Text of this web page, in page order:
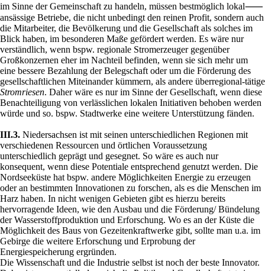
im Sinne der Gemeinschaft zu handeln, müssen bestmöglich lokal⸺
ansässige Betriebe, die nicht unbedingt den reinen Profit, sondern auch
die Mitarbeiter, die Bevölkerung und die Gesellschaft als solches im
Blick haben, im besonderen Maße gefördert werden. Es wäre nur
verständlich, wenn bspw. regionale Stromerzeuger gegenüber
Großkonzernen eher im Nachteil befinden, wenn sie sich mehr um
eine bessere Bezahlung der Belegschaft oder um die Förderung des
gesellschaftlichen Miteinander kümmern, als andere überregional-tätige
Stromriesen. Daher wäre es nur im Sinne der Gesellschaft, wenn diese
Benachteiligung von verlässlichen lokalen Initiativen behoben werden
würde und so. bspw. Stadtwerke eine weitere Unterstützung fänden.
III.3. Niedersachsen ist mit seinen unterschiedlichen Regionen mit
verschiedenen Ressourcen und örtlichen Voraussetzung
unterschiedlich geprägt und gesegnet. So wäre es auch nur
konsequent, wenn diese Potentiale entsprechend genutzt werden. Die
Nordseeküste hat bspw. andere Möglichkeiten Energie zu erzeugen
oder an bestimmten Innovationen zu forschen, als es die Menschen im
Harz haben. In nicht wenigen Gebieten gibt es hierzu bereits
hervorragende Ideen, wie den Ausbau und die Förderung/ Bündelung
der Wasserstoffproduktion und Erforschung. Wo es an der Küste die
Möglichkeit des Baus von Gezeitenkraftwerke gibt, sollte man u.a. im
Gebirge die weitere Erforschung und Erprobung der
Energiespeicherung ergründen.
Die Wissenschaft und die Industrie selbst ist noch der beste Innovator.